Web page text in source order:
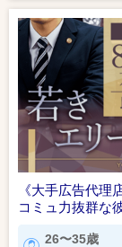
《大手広告代理
コミュ力抜群な
26〜35歳